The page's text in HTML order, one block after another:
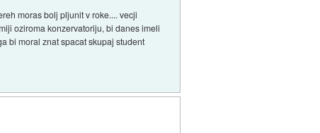
moras bolj pljunit v roke.... vecji
oziroma konzervatoriju, bi danes imeli
bi moral znat spacat skupaj student